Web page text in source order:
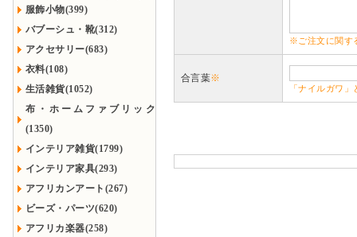
服飾小物(399)
バブーシュ・靴(312)
アクセサリー(683)
衣料(108)
生活雑貨(1052)
布・ホームファブリック
(1350)
インテリア雑貨(1799)
インテリア家具(293)
アフリカンアート(267)
ビーズ・パーツ(620)
アフリカ楽器(258)
※ご注文に関す
合言葉※
「ナイルガワ